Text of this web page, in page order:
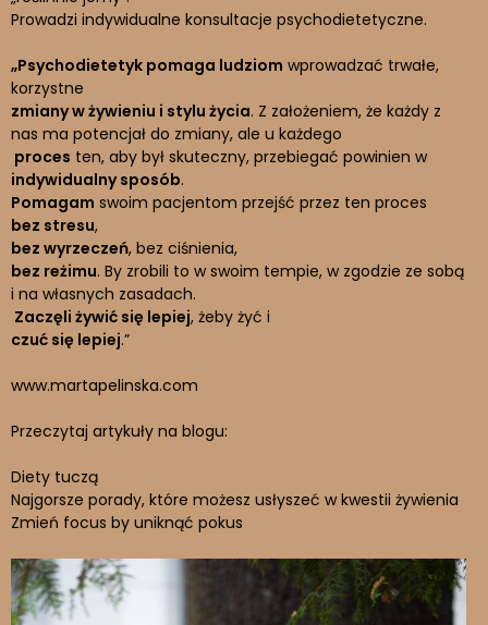
Prowadzi indywidualne konsultacje psychodietetyczne.
„Psychodietetyk pomaga ludziom wprowadzać trwałe,
korzystne
zmiany w żywieniu i stylu życia. Z założeniem, że każdy z
nas ma potencjał do zmiany, ale u każdego
proces ten, aby był skuteczny, przebiegać powinien w
indywidualny sposób.
Pomagam swoim pacjentom przejść przez ten proces
bez stresu,
bez wyrzeczeń, bez ciśnienia,
bez reżimu. By zrobili to w swoim tempie, w zgodzie ze sobą
i na własnych zasadach.
Zaczęli żywić się lepiej, żeby żyć i
czuć się lepiej.”
www.martapelinska.com
Przeczytaj artykuły na blogu:
Diety tuczą
Najgorsze porady, które możesz usłyszeć w kwestii żywienia
Zmień focus by uniknąć pokus